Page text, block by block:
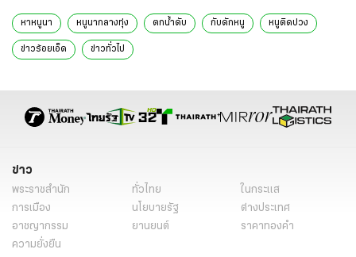
หาหนูนา หนูนากลางทุ่ง ตกน้ำดับ กับดักหนู หนูติดบ่วง
ข่าวร้อยเอ็ด ข่าวทั่วไป
ข่าว
พระราชสำนัก ทั่วไทย
ในกระแส
การเมือง
นโยบายรัฐ
ต่างประเทศ
อาชญากรรม
ยานยนต์
ราคาทองคำ
ความยั่งยืน